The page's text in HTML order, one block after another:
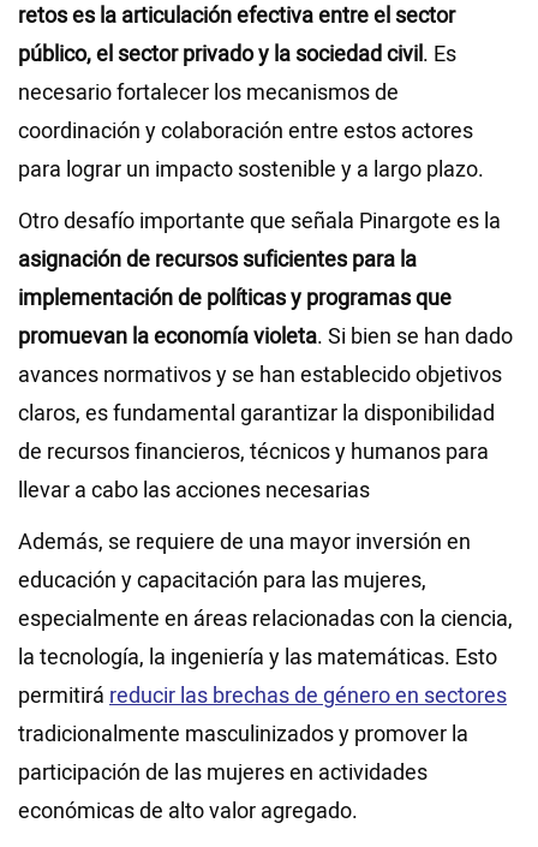
retos es la articulación efectiva entre el sector
público, el sector privado y la sociedad civil. Es
necesario fortalecer los mecanismos de
coordinación y colaboración entre estos actores
para lograr un impacto sostenible y a largo plazo.
Otro desafío importante que señala Pinargote es la
asignación de recursos suficientes para la
implementación de políticas y programas que
promuevan la economía violeta. Si bien se han dado
avances normativos y se han establecido objetivos
claros, es fundamental garantizar la disponibilidad
de recursos financieros, técnicos y humanos para
llevar a cabo las acciones necesarias
Además, se requiere de una mayor inversión en
educación y capacitación para las mujeres,
especialmente en áreas relacionadas con la ciencia,
la tecnología, la ingeniería y las matemáticas. Esto
permitirá reducir las brechas de género en sectores
tradicionalmente masculinizados y promover la
participación de las mujeres en actividades
económicas de alto valor agregado.